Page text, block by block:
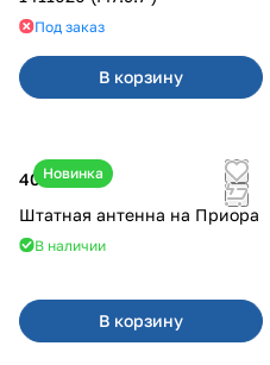
Под заказ
В корзину
Новинка
400 ₽
Штатная антенна на Приора
В наличии
В корзину